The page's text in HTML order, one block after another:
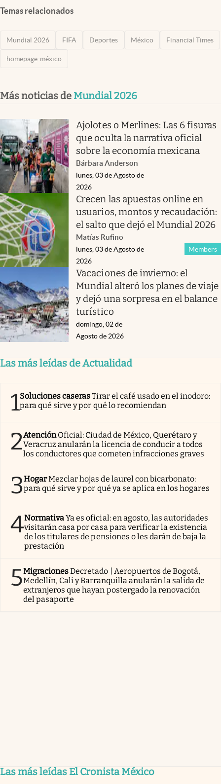
Temas relacionados
Mundial 2026 FIFA Deportes México Financial Times
homepage-méxico
Más noticias de Mundial 2026
Ajolotes o Merlines: Las 6 fisuras
que oculta la narrativa oficial
sobre la economía mexicana
Bárbara Anderson
lunes, 03 de Agosto de
2026
Crecen las apuestas online en
usuarios, montos y recaudación:
el salto que dejó el Mundial 2026
Matías Rufino
Members
lunes, 03 de Agosto de
2026
Vacaciones de invierno: el
Mundial alteró los planes de viaje
y dejó una sorpresa en el balance
turístico
domingo, 02 de
Agosto de 2026
Las más leídas de Actualidad
1Soluciones caserasTirar el café usado en el inodoro:
para qué sirve y por qué lo recomiendan
2AtenciónOficial: Ciudad de México, Querétaro y
Veracruz anularán la licencia de conducir a todos
los conductores que cometen infracciones graves
3HogarMezclar hojas de laurel con bicarbonato:
para qué sirve y por qué ya se aplica en los hogares
4NormativaYa es oficial: en agosto, las autoridades
visitarán casa por casa para verificar la existencia
de los titulares de pensiones o les darán de baja la
prestación
5MigracionesDecretado | Aeropuertos de Bogotá,
Medellín, Cali y Barranquilla anularán la salida de
extranjeros que hayan postergado la renovación
del pasaporte
Las más leídas El Cronista México